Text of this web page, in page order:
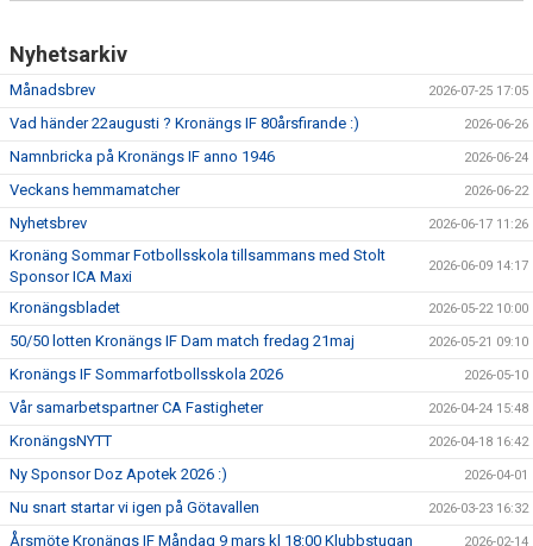
Nyhetsarkiv
Månadsbrev 2026-07-25 17:05
Vad händer 22augusti ? Kronängs IF 80årsfirande :) 2026-06-26
Namnbricka på Kronängs IF anno 1946 2026-06-24
Veckans hemmamatcher 2026-06-22
Nyhetsbrev 2026-06-17 11:26
Kronäng Sommar Fotbollsskola tillsammans med Stolt
Sponsor ICA Maxi
2026-06-09 14:17
Kronängsbladet 2026-05-22 10:00
50/50 lotten Kronängs IF Dam match fredag 21maj 2026-05-21 09:10
Kronängs IF Sommarfotbollsskola 2026 2026-05-10
Vår samarbetspartner CA Fastigheter 2026-04-24 15:48
KronängsNYTT 2026-04-18 16:42
Ny Sponsor Doz Apotek 2026 :) 2026-04-01
Nu snart startar vi igen på Götavallen 2026-03-23 16:32
Årsmöte Kronängs IF Måndag 9 mars kl 18:00 Klubbstugan 2026-02-14